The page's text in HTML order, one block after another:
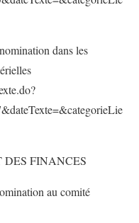
dans les
DES FINANCES
au comité